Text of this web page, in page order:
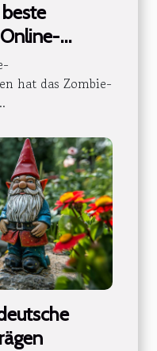
hat das Zombie-